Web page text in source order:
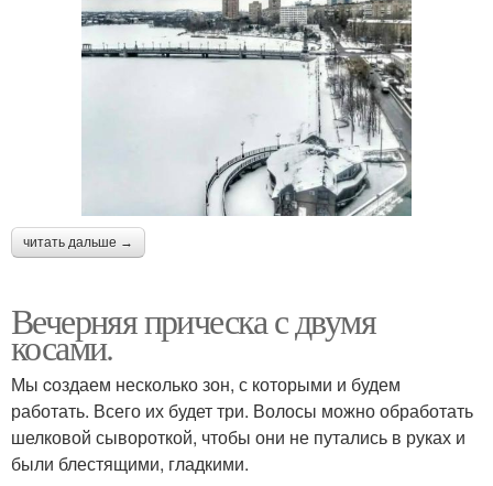
читать дальше →
Вечерняя прическа с двумя
косами.
Мы cоздаем несколько зон, с которыми и будем
работать. Всего их будет три. Волосы можно обработать
шелковой сывороткой, чтобы они не путались в руках и
были блестящими, гладкими.